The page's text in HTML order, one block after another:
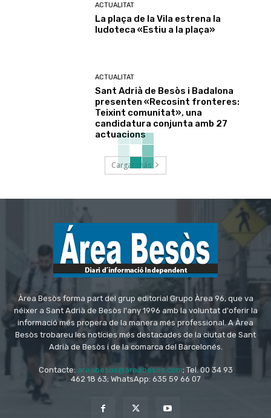
ACTUALITAT
La plaça de la Vila estrena la
ludoteca «Estiu a la plaça»
ACTUALITAT
Sant Adrià de Besòs i Badalona
presenten «Recosint fronteres:
Teixint comunitat», una
candidatura conjunta amb 27
actuacions
Cargar más
Àrea Besòs forma part del grup editorial Grupo Àrea 96, que va
néixer a Sant Adrià de Besòs l'any 1996 amb la voluntat d'oferir la
informació més propera de la manera més professional. A Àrea
Besòs trobareu les notícies més destacades de la ciutat de Sant
Adrià de Besòs i de la comarca del Barcelonés.
Contacte: areabesos@areabesos.com; Tel. 00 34 93
462 18 63; WhatsApp: 635 59 66 07